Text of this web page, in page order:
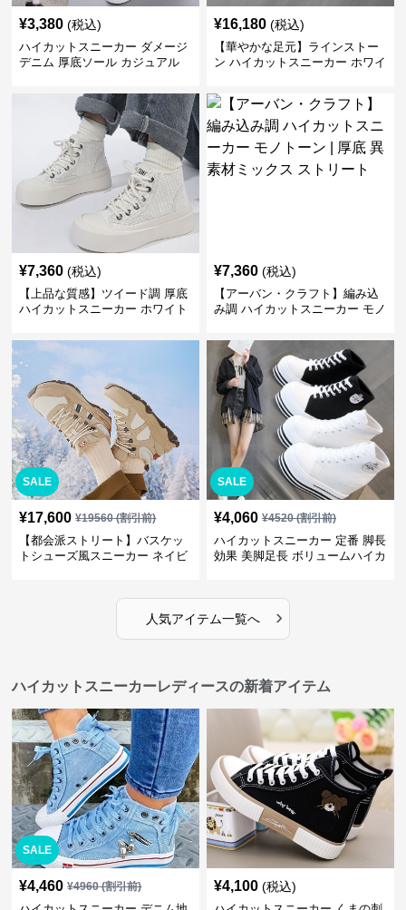
¥3,380 (税込)
ハイカットスニーカー ダメージ
デニム 厚底ソール カジュアル
かわいい 学校 日常使い 履きや
¥16,180 (税込)
【華やかな足元】ラインストー
ン ハイカットスニーカー ホワイ
ボン
¥7,360 (税込)
【上品な質感】ツイード調 厚底
ハイカットスニーカー ホワイト
ビ クラシック
¥7,360 (税込)
【アーバン・クラフト】編み込
み調 ハイカットスニーカー モノ
トリート
SALE
¥17,600 ¥19560(割引前)
【都会派ストリート】バスケッ
トシューズ風スニーカー ネイビ
SALE
¥4,060 ¥4520(割引前)
ハイカットスニーカー 定番 脚長
効果 美脚足長 ボリュームハイカ
かわいい
人気アイテム一覧へ ›
ハイカットスニーカーレディースの新着アイテム
SALE
¥4,460 ¥4960(割引前) ¥4,100 (税込)